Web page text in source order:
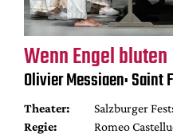
Wenn Engel bluten
Olivier Messiaen: Saint
Theater:
Salzburger
Regie:
Romeo